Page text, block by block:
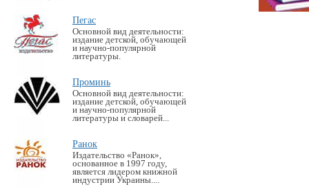
Пегас
Основной вид деятельности:
издание детской, обучающей
и научно-популярной
литературы.
Проминь
Основной вид деятельности:
издание детской, обучающей
и научно-популярной
литературы и словарей...
Ранок
Издательство «Ранок»,
основанное в 1997 году,
является лидером книжной
индустрии Украины....